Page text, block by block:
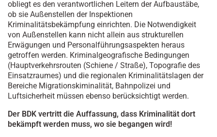
obliegt es den verantwortlichen Leitern der Aufbaustäbe,
ob sie Außenstellen der Inspektionen
Kriminalitätsbekämpfung einrichten. Die Notwendigkeit
von Außenstellen kann nicht allein aus strukturellen
Erwägungen und Personalführungsaspekten heraus
getroffen werden. Kriminalgeografische Bedingungen
(Hauptverkehrsrouten (Schiene / Straße), Topografie des
Einsatzraumes) und die regionalen Kriminalitätslagen der
Bereiche Migrationskiminalität, Bahnpolizei und
Luftsicherheit müssen ebenso berücksichtigt werden.
Der BDK vertritt die Auffassung, dass Kriminalität dort
bekämpft werden muss, wo sie begangen wird!